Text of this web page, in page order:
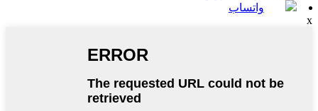
واتساب
x